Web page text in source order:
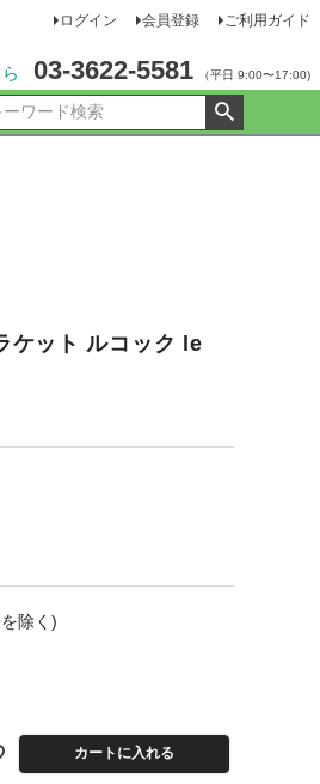
ログイン 会員登録 ご利用ガイド
03-3622-5581 （平日 9:00〜17:00)
ット ルコック le
除く)
カートに入れる